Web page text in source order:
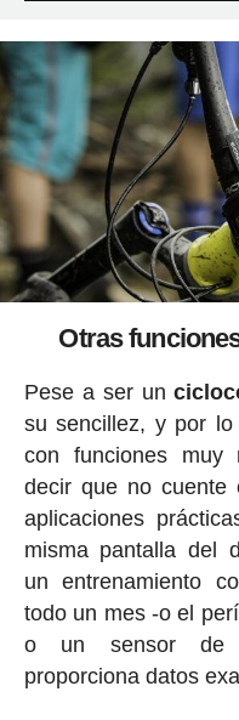
Otras
Pese a ser un
su sencillez, y por
con funciones muy
decir que no cuente
aplicaciones
misma pantalla del
un entrenamiento
todo un mes -o el
o un sensor de
proporciona datos